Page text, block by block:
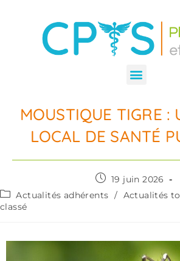
MOUSTIQUE TIGRE :
LOCAL DE SANTÉ
19 juin 2026
Actualités adhérents / Actualités
classé